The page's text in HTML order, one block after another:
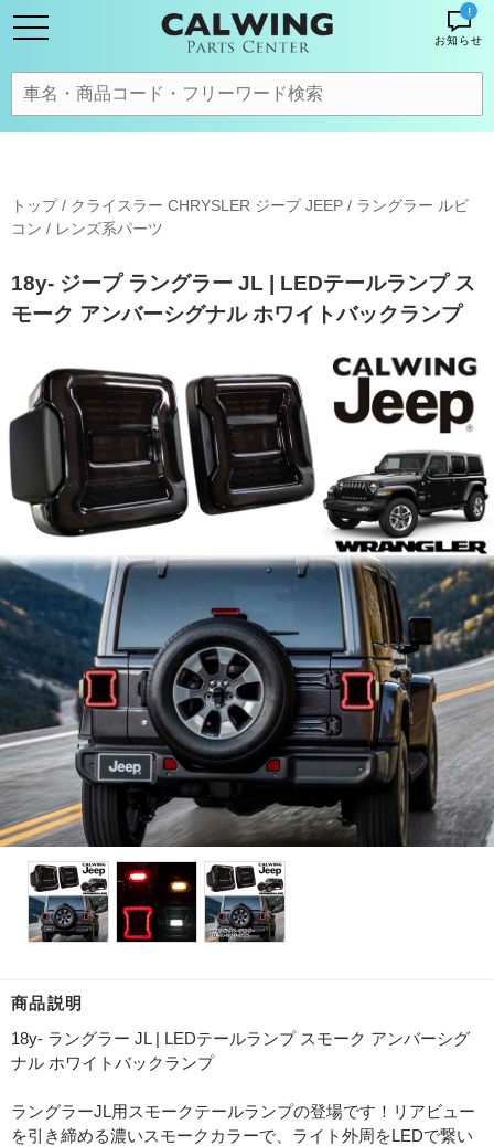
!
お知らせ
トップ/ クライスラー CHRYSLER ジープ JEEP / ラングラー ルビ
コン / レンズ系パーツ
18y- ジープ ラングラー JL | LEDテールランプ ス
モーク アンバーシグナル ホワイトバックランプ
商品説明
18y- ラングラー JL | LEDテールランプ スモーク アンバーシグ
ナル ホワイトバックランプ
ラングラーJL用スモークテールランプの登場です！リアビュー
を引き締める濃いスモークカラーで、ライト外周をLEDで繋い